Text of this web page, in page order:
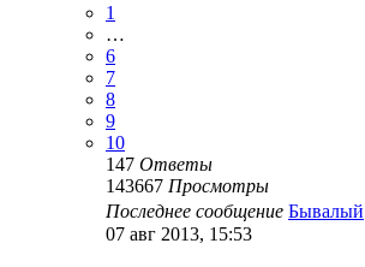
1
…
6
7
8
9
10
147 Ответы
143667 Просмотры
Последнее сообщение Бывалый
07 авг 2013, 15:53